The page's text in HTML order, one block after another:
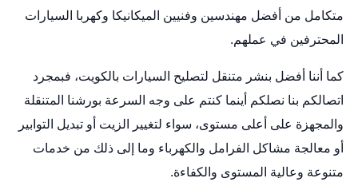
متكامل من أفضل مهندسين وفنيين الميكانيكا وكهربا السيارات
المحترفين في عملهم.
كما أننا أفضل بنشر متنقل لتصليح السيارات بالكويت، فبمجرد
اتصالكم بنا نصلكم أينما كنتم على وجه السرعة بورشنا المتنقلة
والمجهزة على أعلى مستوى، سواء لتغيير الزيت أو تبديل التوابير
أو معالجة مشاكل الفرامل والكهرباء وما إلى ذلك من خدمات
متنوعة وعالية المستوى والكفاءة.